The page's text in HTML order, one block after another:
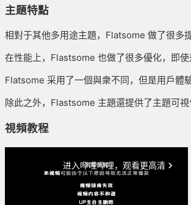
主題特點
相對于其他多用途主題，Flatsome 做了很多
在性能上，Flastsome 也做了很多優化，即
Flatsome 采用了一個與衆不同，但是用戶體
除此之外，Flastsome 主題還提供了主題可
視頻教程